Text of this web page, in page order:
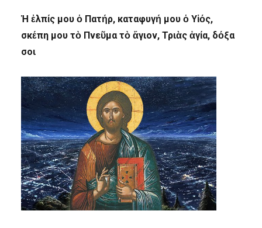
Ἡ ἐλπίς μου ὁ Πατήρ, καταφυγή μου ὁ Υἱός,
σκέπη μου τὸ Πνεῦμα τὸ ἅγιον, Τριὰς ἁγία, δόξα
σοι